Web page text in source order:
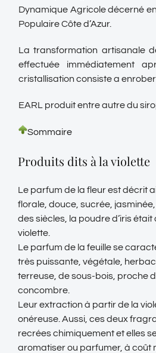
Dynamique Agricole décerné
Populaire Côte d’Azur.
La transformation artisanale
effectuée immédiatement
cristallisation consiste a
EARL produit entre autre du
Sommaire
Produits dits à la violette
Le parfum de la fleur est décrit
florale, douce, sucrée,
des siècles, la poudre d’iris
violette.
Le parfum de la feuille se
très puissante, végétale,
terreuse, de sous-bois, proche
concombre.
Leur extraction à partir de la
onéreuse. Aussi, ces deux
recrées chimiquement et elles
aromatiser ou parfumer, à coût